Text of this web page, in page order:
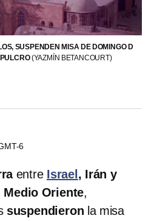
SUSPENDEN MISA DE DOMINGO D
(YAZMÍN BETANCOURT)
6
entre Israel , Irán y
Medio Oriente,
suspendieron la misa